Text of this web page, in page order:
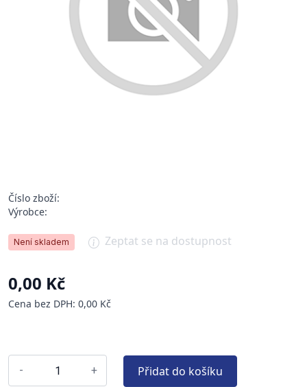
Číslo zboží:
Výrobce:
Není skladem Zeptat se na dostupnost
0,00 Kč
Cena bez DPH: 0,00 Kč
- + Přidat do košíku